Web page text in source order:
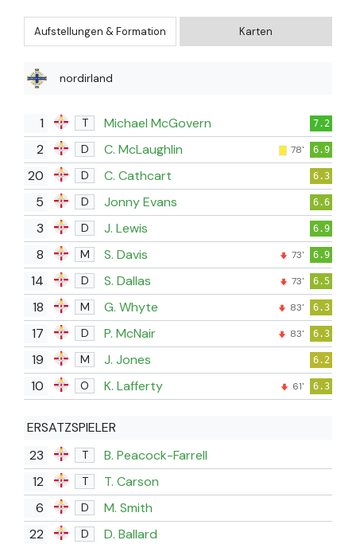
Aufstellungen & Formation Karten
nordirland
1 T Michael McGovern 7.2
2 D C. McLaughlin 78' 6.9
20 D C. Cathcart 6.3
5 D Jonny Evans 6.6
3 D J. Lewis 6.9
8 M S. Davis 73' 6.9
14 D S. Dallas 73' 6.5
18 M G. Whyte 83' 6.3
17 D P. McNair 83' 6.3
19 M J. Jones 6.2
10 O K. Lafferty 61' 6.3
ERSATZSPIELER
23
T
B. Peacock-Farrell
12
T
T. Carson
6
D
M. Smith
22
D
D. Ballard